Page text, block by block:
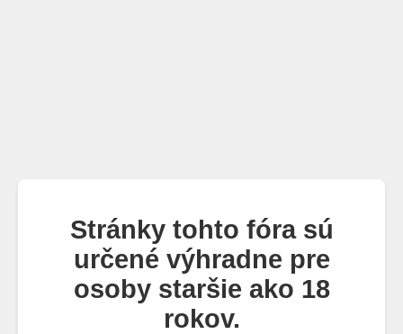
Stránky tohto fóra sú
určené výhradne pre
osoby staršie ako 18
rokov.